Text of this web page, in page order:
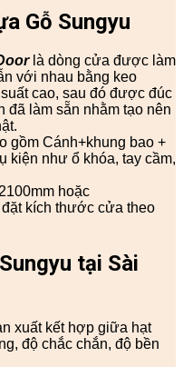
Gỗ Sungyu
là dòng cửa được làm
với nhau bằng keo
cao, sau đó được đúc
đã làm sẵn nhằm tạo nên
gồm Cánh+khung bao +
kiện như ổ khóa, tay cầm,
hoặc
kích thước cửa theo
tại Sài
xuất kết hợp giữa hạt
độ chắc chắn, độ bền